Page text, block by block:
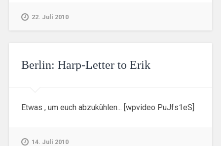
22. Juli 2010
Berlin: Harp-Letter to Erik
Etwas , um euch abzukühlen... [wpvideo PuJfs1eS]
14. Juli 2010